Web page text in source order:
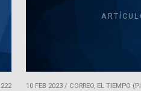
10 FEB 2023/ CORREO, EL TIEMPO